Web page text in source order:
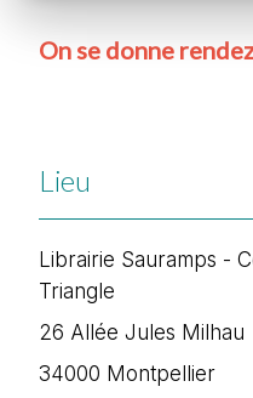
On se donne
Lieu
Librairie Sauramps -
Triangle
26 Allée Jules Milhau
34000 Montpellier